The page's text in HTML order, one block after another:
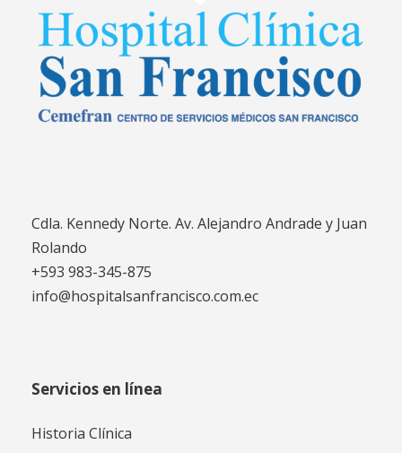
Cdla. Kennedy Norte. Av. Alejandro Andrade y Juan
Rolando
+593 983-345-875
info@hospitalsanfrancisco.com.ec
Servicios en línea
Historia Clínica